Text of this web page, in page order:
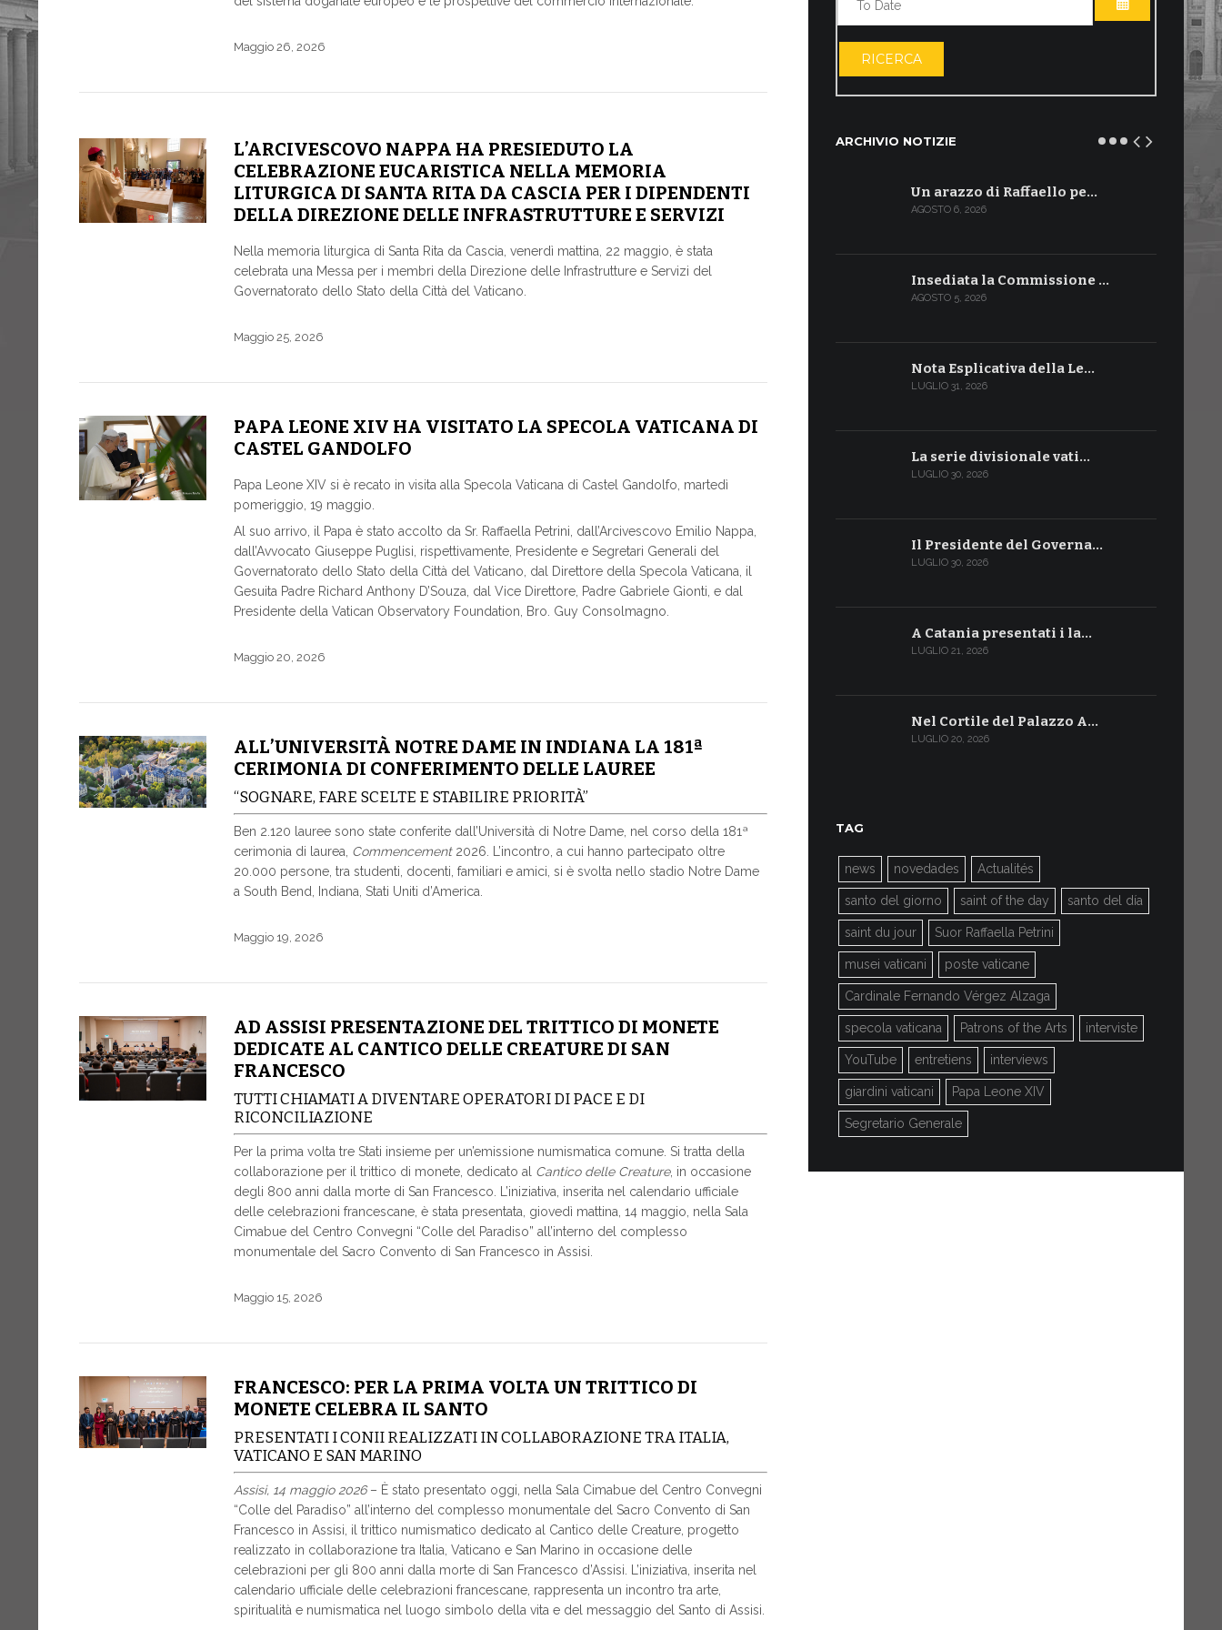
Maggio 26, 2026
L’ARCIVESCOVO NAPPA HA PRESIEDUTO LA
CELEBRAZIONE EUCARISTICA NELLA MEMORIA
LITURGICA DI SANTA RITA DA CASCIA PER I DIPENDENTI
DELLA DIREZIONE DELLE INFRASTRUTTURE E SERVIZI
Nella memoria liturgica di Santa Rita da Cascia, venerdì mattina, 22 maggio, è stata
celebrata una Messa per i membri della Direzione delle Infrastrutture e Servizi del
Governatorato dello Stato della Città del Vaticano.
Maggio 25, 2026
PAPA LEONE XIV HA VISITATO LA SPECOLA VATICANA DI
CASTEL GANDOLFO
Papa Leone XIV si è recato in visita alla Specola Vaticana di Castel Gandolfo, martedì
pomeriggio, 19 maggio.
Al suo arrivo, il Papa è stato accolto da Sr. Raffaella Petrini, dall’Arcivescovo Emilio Nappa,
dall’Avvocato Giuseppe Puglisi, rispettivamente, Presidente e Segretari Generali del
Governatorato dello Stato della Città del Vaticano, dal Direttore della Specola Vaticana, il
Gesuita Padre Richard Anthony D’Souza, dal Vice Direttore, Padre Gabriele Gionti, e dal
Presidente della Vatican Observatory Foundation, Bro. Guy Consolmagno.
Maggio 20, 2026
ALL’UNIVERSITÀ NOTRE DAME IN INDIANA LA 181ª
CERIMONIA DI CONFERIMENTO DELLE LAUREE
“SOGNARE, FARE SCELTE E STABILIRE PRIORITÀ”
Ben 2.120 lauree sono state conferite dall’Università di Notre Dame, nel corso della 181ª
cerimonia di laurea, Commencement2026. L’incontro, a cui hanno partecipato oltre
20.000 persone, tra studenti, docenti, familiari e amici, si è svolta nello stadio Notre Dame
a South Bend, Indiana, Stati Uniti d’America.
Maggio 19, 2026
AD ASSISI PRESENTAZIONE DEL TRITTICO DI MONETE
DEDICATE AL CANTICO DELLE CREATURE DI SAN
FRANCESCO
TUTTI CHIAMATI A DIVENTARE OPERATORI DI PACE E DI
RICONCILIAZIONE
Per la prima volta tre Stati insieme per un’emissione numismatica comune. Si tratta della
collaborazione per il trittico di monete, dedicato al Cantico delle Creature, in occasione
degli 800 anni dalla morte di San Francesco. L’iniziativa, inserita nel calendario ufficiale
delle celebrazioni francescane, è stata presentata, giovedì mattina, 14 maggio, nella Sala
Cimabue del Centro Convegni “Colle del Paradiso” all’interno del complesso
monumentale del Sacro Convento di San Francesco in Assisi.
Maggio 15, 2026
FRANCESCO: PER LA PRIMA VOLTA UN TRITTICO DI
MONETE CELEBRA IL SANTO
PRESENTATI I CONII REALIZZATI IN COLLABORAZIONE TRA ITALIA,
VATICANO E SAN MARINO
Assisi, 14 maggio 2026– È stato presentato oggi, nella Sala Cimabue del Centro Convegni
“Colle del Paradiso” all’interno del complesso monumentale del Sacro Convento di San
Francesco in Assisi, il trittico numismatico dedicato al Cantico delle Creature, progetto
realizzato in collaborazione tra Italia, Vaticano e San Marino in occasione delle
celebrazioni per gli 800 anni dalla morte di San Francesco d’Assisi. L’iniziativa, inserita nel
calendario ufficiale delle celebrazioni francescane, rappresenta un incontro tra arte,
spiritualità e numismatica nel luogo simbolo della vita e del messaggio del Santo di Assisi.
APRI IL
RICERCA
ARCHIVIO NOTIZIE
Un arazzo di Raffaello pe…
AGOSTO 6, 2026
Insediata la Commissione …
AGOSTO 5, 2026
Nota Esplicativa della Le…
LUGLIO 31, 2026
La serie divisionale vati…
LUGLIO 30, 2026
Il Presidente del Governa…
LUGLIO 30, 2026
A Catania presentati i la…
LUGLIO 21, 2026
Nel Cortile del Palazzo A…
LUGLIO 20, 2026
TAG
news novedades Actualités
santo del giorno saint of the day santo del día
saint du jour Suor Raffaella Petrini
musei vaticani poste vaticane
Cardinale Fernando Vérgez Alzaga
specola vaticana Patrons of the Arts interviste
YouTube entretiens interviews
giardini vaticani Papa Leone XIV
Segretario Generale